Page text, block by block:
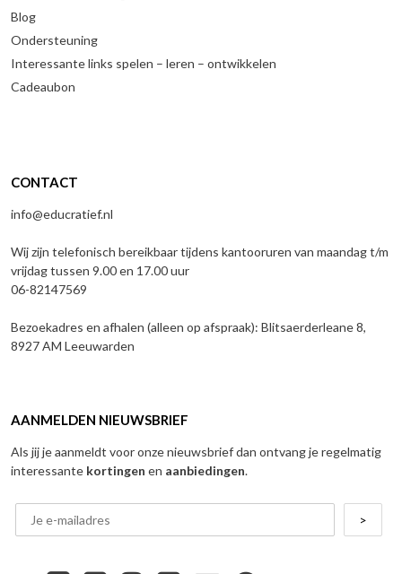
Blog
Ondersteuning
Interessante links spelen – leren – ontwikkelen
Cadeaubon
CONTACT
info@educratief.nl
Wij zijn telefonisch bereikbaar tijdens kantooruren van maandag t/m
vrijdag tussen 9.00 en 17.00 uur
06-82147569
Bezoekadres en afhalen (alleen op afspraak): Blitsaerderleane 8,
8927 AM Leeuwarden
AANMELDEN NIEUWSBRIEF
Als jij je aanmeldt voor onze nieuwsbrief dan ontvang je regelmatig
interessante kortingen en aanbiedingen.